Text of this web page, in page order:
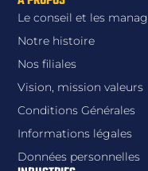
Le conseil et les
Notre histoire
Nos filiales
Vision, mission valeurs
Conditions Générales
Informations légales
Données personnelles